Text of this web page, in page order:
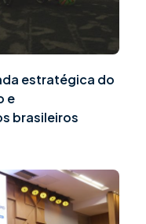
estratégica do
e
brasileiros